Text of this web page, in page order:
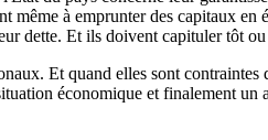
même à emprunter des capitaux
Et ils doivent capituler tôt
Et quand elles sont
économique et finalement